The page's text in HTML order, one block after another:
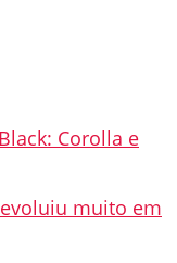
Corolla e
muito em